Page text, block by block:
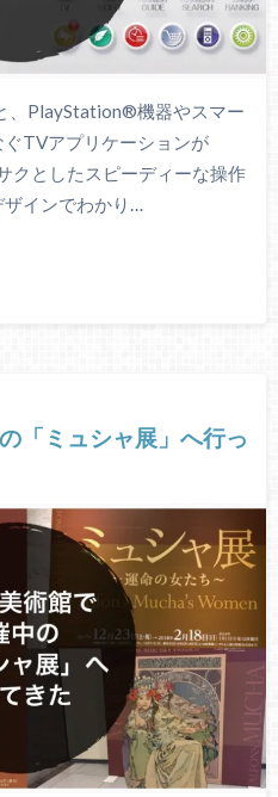
、PlayStation®機器やスマー
ぐTVアプリケーションが
クとしたスピーディーな操作
ザインでわかり…
「ミュシャ展」へ行っ